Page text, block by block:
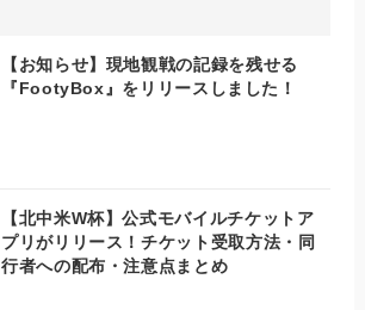
【お知らせ】現地観戦の記録を残せる
『FootyBox』をリリースしました！
【北中米W杯】公式モバイルチケットア
プリがリリース！チケット受取方法・同
行者への配布・注意点まとめ